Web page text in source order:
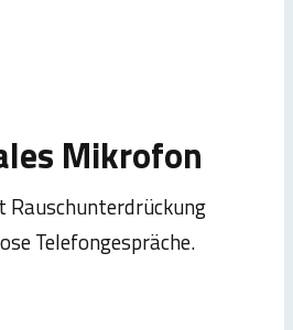
Mikrofon
Telefongespräche.